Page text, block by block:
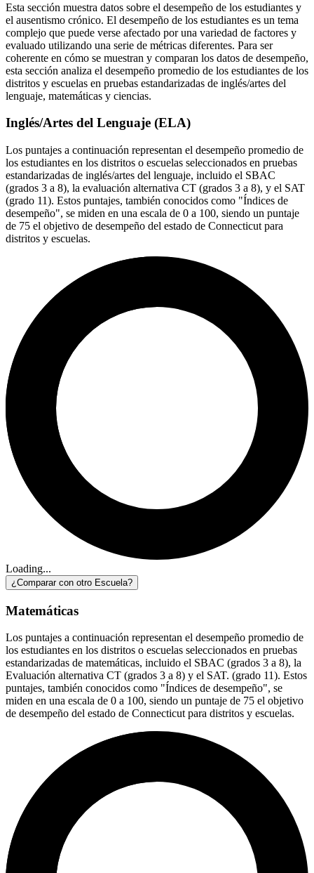
Esta sección muestra datos sobre el desempeño de los estudiantes y
el ausentismo crónico. El desempeño de los estudiantes es un tema
complejo que puede verse afectado por una variedad de factores y
evaluado utilizando una serie de métricas diferentes. Para ser
coherente en cómo se muestran y comparan los datos de desempeño,
esta sección analiza el desempeño promedio de los estudiantes de los
distritos y escuelas en pruebas estandarizadas de inglés/artes del
lenguaje, matemáticas y ciencias.
Inglés/Artes del Lenguaje (ELA)
Los puntajes a continuación representan el desempeño promedio de
los estudiantes en los distritos o escuelas seleccionados en pruebas
estandarizadas de inglés/artes del lenguaje, incluido el SBAC
(grados 3 a 8), la evaluación alternativa CT (grados 3 a 8), y el SAT
(grado 11). Estos puntajes, también conocidos como "Índices de
desempeño", se miden en una escala de 0 a 100, siendo un puntaje
de 75 el objetivo de desempeño del estado de Connecticut para
distritos y escuelas.
Loading...
¿Comparar con otro Escuela?
Matemáticas
Los puntajes a continuación representan el desempeño promedio de
los estudiantes en los distritos o escuelas seleccionados en pruebas
estandarizadas de matemáticas, incluido el SBAC (grados 3 a 8), la
Evaluación alternativa CT (grados 3 a 8) y el SAT. (grado 11). Estos
puntajes, también conocidos como "Índices de desempeño", se
miden en una escala de 0 a 100, siendo un puntaje de 75 el objetivo
de desempeño del estado de Connecticut para distritos y escuelas.